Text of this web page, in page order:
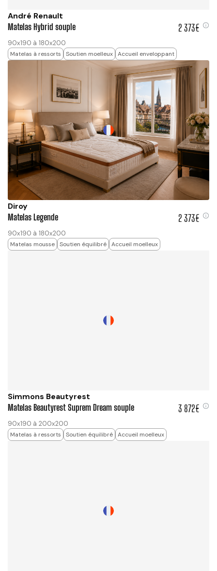
André Renault
Matelas Hybrid souple 2 373€
90x190 à 180x200
Matelas à ressorts Soutien moelleux Accueil enveloppant
Diroy
Matelas Legende 2 373€
90x190 à 180x200
Matelas mousse Soutien équilibré Accueil moelleux
Simmons Beautyrest
Matelas Beautyrest Suprem Dream souple 3 872€
90x190 à 200x200
Matelas à ressorts Soutien équilibré Accueil moelleux